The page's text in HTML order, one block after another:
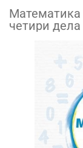
Математика
четири дела